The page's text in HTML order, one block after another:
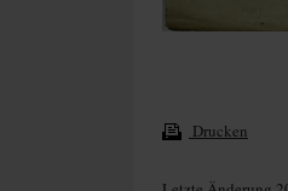
Drucken